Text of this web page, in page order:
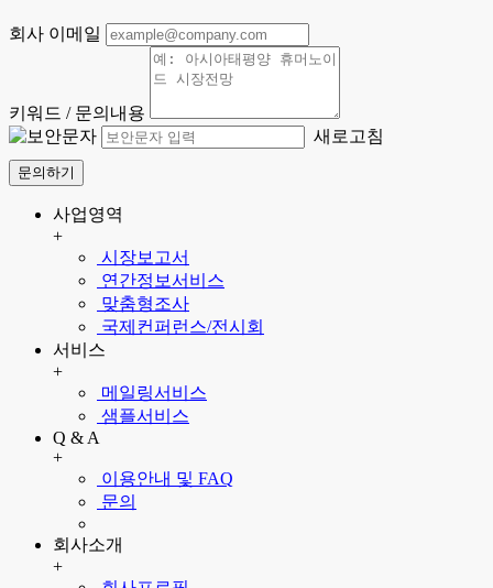
회사 이메일
키워드 / 문의내용
새로고침
문의하기
사업영역
+
시장보고서
연간정보서비스
맞춤형조사
국제컨퍼런스/전시회
서비스
+
메일링서비스
샘플서비스
Q & A
+
이용안내 및 FAQ
문의
회사소개
+